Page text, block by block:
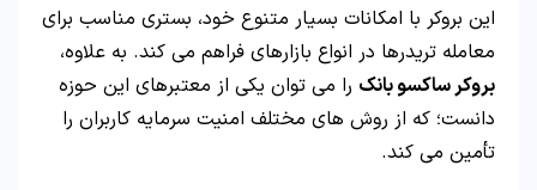
این بروکر با امکانات بسیار متنوع خود، بستری مناسب برای
معامله تریدرها در انواع بازارهای فراهم می کند. به علاوه،
بروکر ساکسو بانک را می توان یکی از معتبرهای این حوزه
دانست؛ که از روش های مختلف امنیت سرمایه کاربران را
تأمین می کند.